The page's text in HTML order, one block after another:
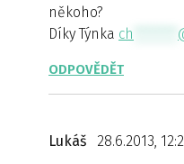
někoho?
Díky Týnka ch
ODPOVĚDĚT
Lukáš
28.6.2013,